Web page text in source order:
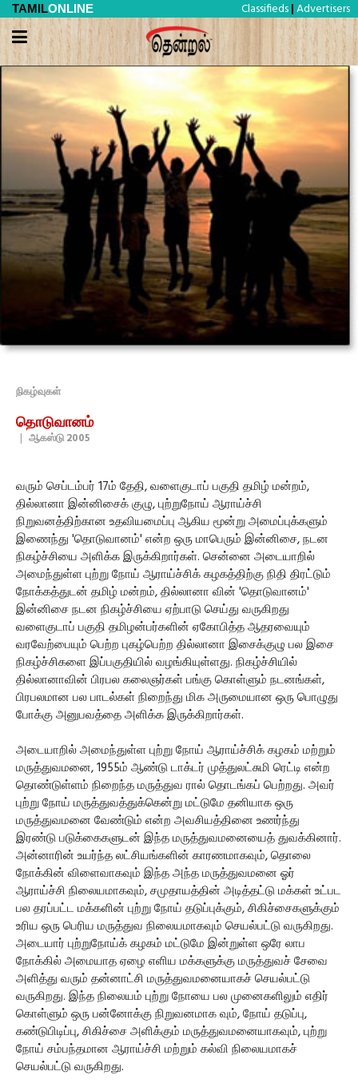
TAMILONLINE Classifieds | Advertisers
நிகழ்வுகள்
தொடுவானம்
| ஆகஸ்டு 2005
வரும் செப்டம்பர் 17ம் தேதி, வளைகுடாப் பகுதி தமிழ் மன்றம்,
தில்லானா இன்னிசைக் குழு, புற்றுநோய் ஆராய்ச்சி
நிறுவனத்திற்கான உதவியமைப்பு ஆகிய மூன்று அமைப்புக்களும்
இணைந்து 'தொடுவானம்' என்ற ஒரு மாபெரும் இன்னிசை, நடன
நிகழ்ச்சியை அளிக்க இருக்கிறார்கள். சென்னை அடையாறில்
அமைந்துள்ள புற்று நோய் ஆராய்ச்சிக் கழகத்திற்கு நிதி திரட்டும்
நோக்கத்துடன் தமிழ் மன்றம், தில்லானா வின் 'தொடுவானம்'
இன்னிசை நடன நிகழ்ச்சியை ஏற்பாடு செய்து வருகிறது
வளைகுடாப் பகுதி தமிழன்பர்களின் ஏகோபித்த ஆதரவையும்
வரவேற்பையும் பெற்ற புகழ்பெற்ற தில்லானா இசைக்குழு பல இசை
நிகழ்ச்சிகளை இப்பகுதியில் வழங்கியுள்ளது. நிகழ்ச்சியில்
தில்லானாவின் பிரபல கலைஞர்கள் பங்கு கொள்ளும் நடனங்கள்,
பிரபலமான பல பாடல்கள் நிறைந்து மிக அருமையான ஒரு பொழுது
போக்கு அனுபவத்தை அளிக்க இருக்கிறார்கள்.
அடையாறில் அமைந்துள்ள புற்று நோய் ஆராய்ச்சிக் கழகம் மற்றும்
மருத்துவமனை, 1955ம் ஆண்டு டாக்டர் முத்துலட்சுமி ரெட்டி என்ற
தொண்டுள்ளம் நிறைந்த மருத்துவ ரால் தொடங்கப் பெற்றது. அவர்
புற்று நோய் மருத்துவத்துக்கென்று மட்டுமே தனியாக ஒரு
மருத்துவமனை வேண்டும் என்ற அவசியத்தினை உணர்ந்து
இரண்டு படுக்கைகளுடன் இந்த மருத்துவமனையைத் துவக்கினார்.
அன்னாரின் உயர்ந்த லட்சியங்களின் காரணமாகவும், தொலை
நோக்கின் விளைவாகவும் இந்த அந்த மருத்துவமனை ஓர்
ஆராய்ச்சி நிலையமாகவும், சமுதாயத்தின் அடித்தட்டு மக்கள் உட்பட
பல தரப்பட்ட மக்களின் புற்று நோய் தடுப்புக்கும், சிகிச்சைகளுக்கும்
உரிய ஒரு பெரிய மருத்துவ நிலையமாகவும் செயல்பட்டு வருகிறது.
அடையார் புற்றுநோய்க் கழகம் மட்டுமே இன்றுள்ள ஒரே லாப
நோக்கில் அமையாத ஏழை எளிய மக்களுக்கு மருத்துவச் சேவை
அளித்து வரும் தன்னாட்சி மருத்துவமனையாகச் செயல்பட்டு
வருகிறது. இந்த நிலையம் புற்று நோயை பல முனைகளிலும் எதிர்
கொள்ளும் ஒரு பன்னோக்கு நிறுவனமாக வும், நோய் தடுப்பு,
கண்டுபிடிப்பு, சிகிச்சை அளிக்கும் மருத்துவமனையாகவும், புற்று
நோய் சம்பந்தமான ஆராய்ச்சி மற்றும் கல்வி நிலையமாகச்
செயல்பட்டு வருகிறது.